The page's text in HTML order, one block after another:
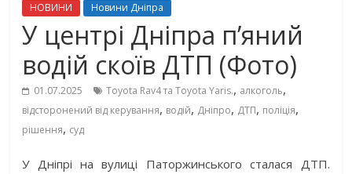
НОВИНИ Новини Дніпра
У центрі Дніпра п’яний
водій скоїв ДТП (Фото)
01.07.2025 Toyota Rav4 та Toyota Yaris., алкоголь,
відсторонений від керування, водій, Дніпро, ДТП, поліція,
рішення, суд
У Дніпрі на вулиці Паторжинського сталася ДТП.